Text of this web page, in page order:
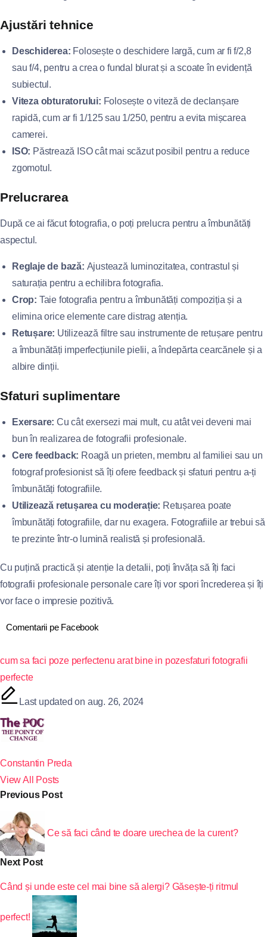
Ajustări tehnice
Deschiderea: Folosește o deschidere largă, cum ar fi f/2,8
sau f/4, pentru a crea o fundal blurat și a scoate în evidență
subiectul.
Viteza obturatorului: Folosește o viteză de declanșare
rapidă, cum ar fi 1/125 sau 1/250, pentru a evita mișcarea
camerei.
ISO: Păstrează ISO cât mai scăzut posibil pentru a reduce
zgomotul.
Prelucrarea
După ce ai făcut fotografia, o poți prelucra pentru a îmbunătăți
aspectul.
Reglaje de bază: Ajustează luminozitatea, contrastul și
saturația pentru a echilibra fotografia.
Crop: Taie fotografia pentru a îmbunătăți compoziția și a
elimina orice elemente care distrag atenția.
Retușare: Utilizează filtre sau instrumente de retușare pentru
a îmbunătăți imperfecțiunile pielii, a îndepărta cearcănele și a
albire dinții.
Sfaturi suplimentare
Exersare: Cu cât exersezi mai mult, cu atât vei deveni mai
bun în realizarea de fotografii profesionale.
Cere feedback: Roagă un prieten, membru al familiei sau un
fotograf profesionist să îți ofere feedback și sfaturi pentru a-ți
îmbunătăți fotografiile.
Utilizează retușarea cu moderație: Retușarea poate
îmbunătăți fotografiile, dar nu exagera. Fotografiile ar trebui să
te prezinte într-o lumină realistă și profesională.
Cu puțină practică și atenție la detalii, poți învăța să îți faci
fotografii profesionale personale care îți vor spori încrederea și îți
vor face o impresie pozitivă.
Comentarii pe Facebook
cum sa faci poze perfectenu arat bine in pozesfaturi fotografii
perfecte
Last updated on aug. 26, 2024
Constantin Preda
View All Posts
Previous Post
Ce să faci când te doare urechea de la curent?
Next Post
Când și unde este cel mai bine să alergi? Găsește-ți ritmul
perfect!